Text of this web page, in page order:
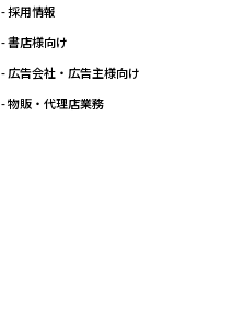
- 採用情報
- 書店様向け
- 広告会社・広告主様向け
- 物販・代理店業務